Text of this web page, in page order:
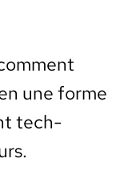
une forme
tech­